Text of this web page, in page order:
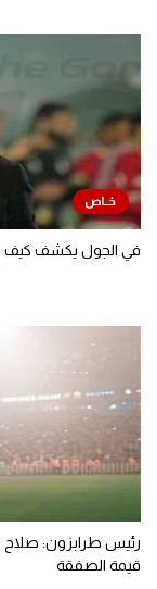
في الجول يكشف كيف
رئيس طرابزون: صلاح
قيمة الصفقة